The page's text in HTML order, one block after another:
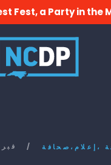
Fest, a Party in the
فبراير / صحافة، إعلام،